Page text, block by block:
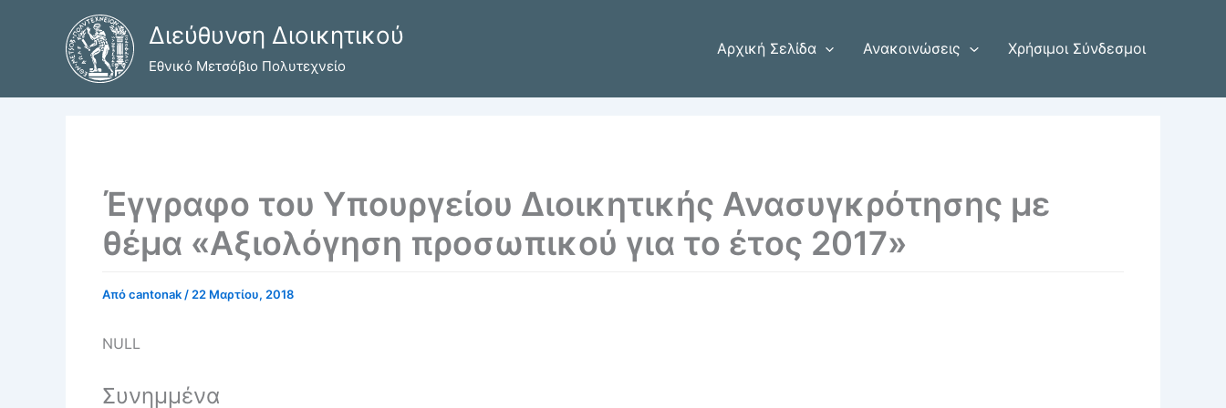
περιεχόμενο
Διεύθυνση Διοικητικού
Εθνικό Μετσόβιο Πολυτεχνείο
Αρχική Σελίδα Ανακοινώσεις Χρήσιμοι Σύνδεσμοι
Έγγραφο του Υπουργείου Διοικητικής Ανασυγκρότησης με
θέμα «Αξιολόγηση προσωπικού για το έτος 2017»
Απόcantonak / 22 Μαρτίου, 2018
NULL
Συνημμένα